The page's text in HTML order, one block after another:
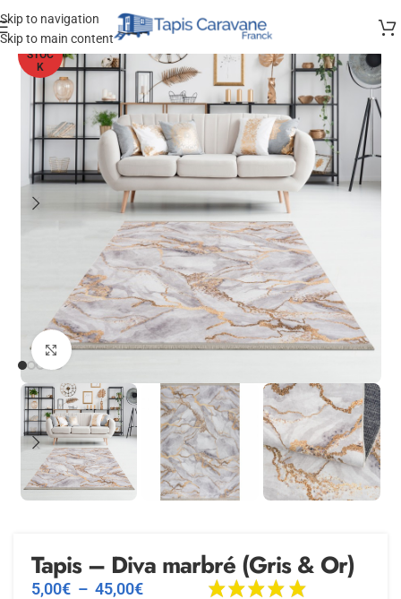
Skip to navigation
Skip to main content
HORS
STOC
K
Agrandir
Tapis – Diva marbré (Gris & Or)
5,00€ – 45,00€